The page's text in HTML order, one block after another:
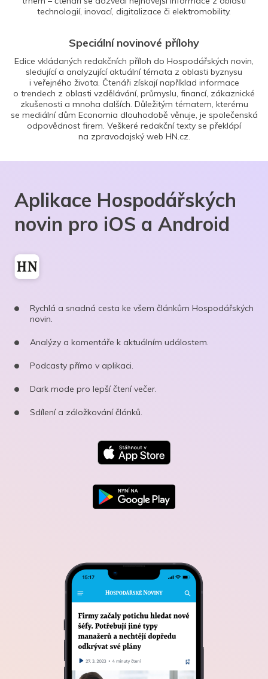
technologií, inovací, digitalizace či elektromobility.
Speciální novinové přílohy
Edice vkládaných redakčních příloh do Hospodářských novin,
sledující a analyzující aktuální témata z oblasti byznysu
i veřejného života. Čtenáři získají například informace
o trendech z oblasti vzdělávání, průmyslu, financí, zákaznické
zkušenosti a mnoha dalších. Důležitým tématem, kterému
se mediální dům Economia dlouhodobě věnuje, je společenská
odpovědnost firem. Veškeré redakční texty se překlápí
na zpravodajský web HN.cz.
Aplikace Hospodářských
novin pro iOS a Android
Rychlá a snadná cesta ke všem článkům Hospodářských
novin.
Analýzy a komentáře k aktuálním událostem.
Podcasty přímo v aplikaci.
Dark mode pro lepší čtení večer.
Sdílení a záložkování článků.